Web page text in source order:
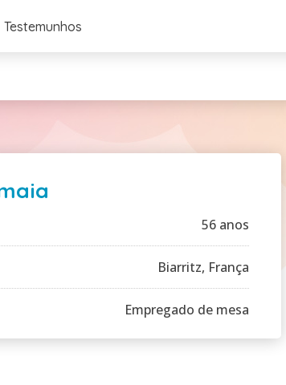
Testemunhos
56 anos
Biarritz, França
Empregado de mesa